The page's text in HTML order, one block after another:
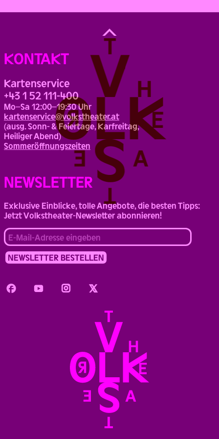
Back
to
KONTAKT
Kartenservice
+43 1 52 111-400
Mo–Sa 12:00–19:30 Uhr
kartenservice@volkstheater.at
(ausg. Sonn- & Feiertage, Karfreitag,
Heiliger Abend)
Sommeröffnungszeiten
NEWSLETTER
Exklusive Einblicke, tolle Angebote, die besten Tipps:
Jetzt Volkstheater-Newsletter abonnieren!
FacebookYoutube InstagramTwitter